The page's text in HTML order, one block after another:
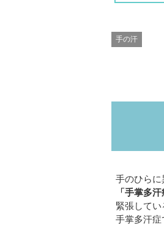
手の汗
手のひら
「手掌多
緊張してい
手掌多汗症